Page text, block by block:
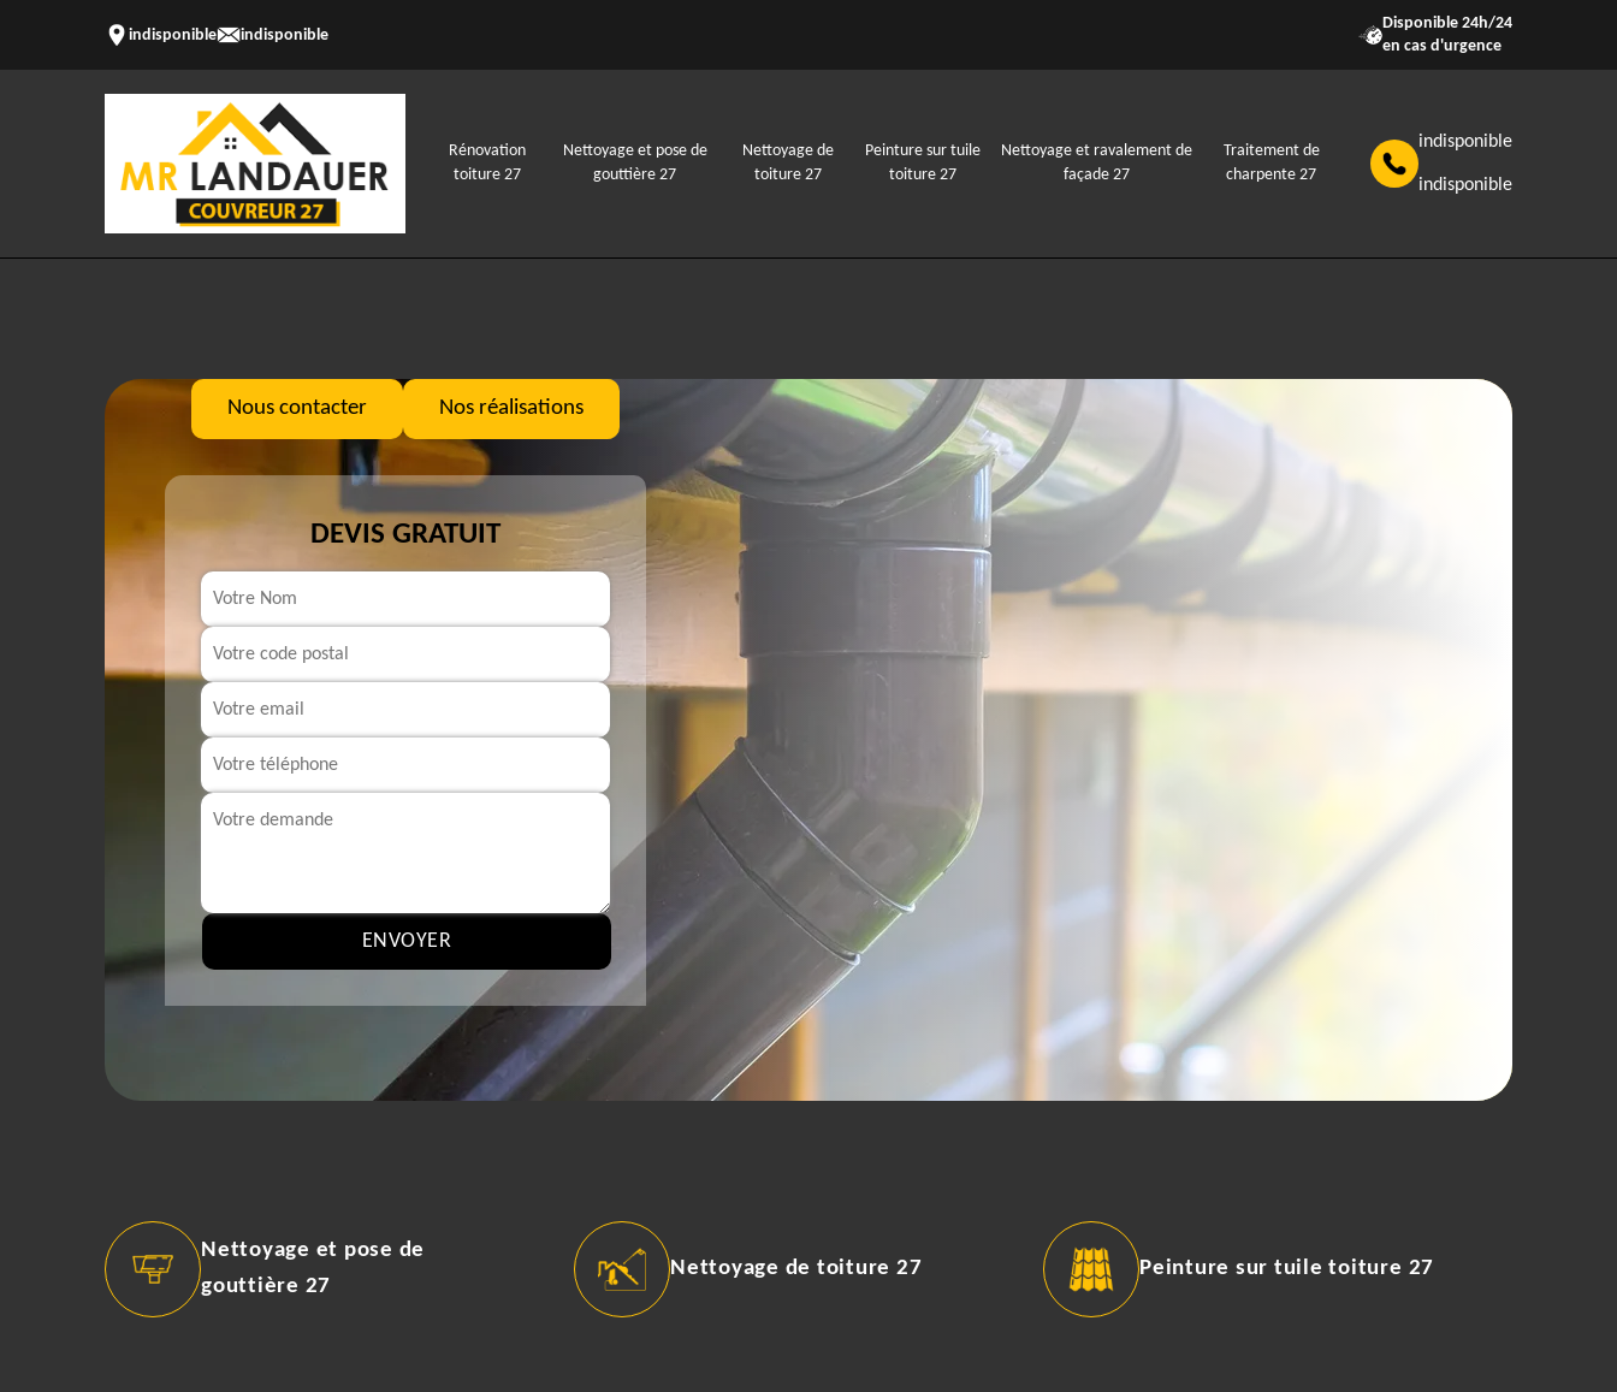
indisponible indisponible
Disponible 24h/24
en cas d'urgence
Rénovation
toiture 27
Nettoyage et pose de
gouttière 27
Nettoyage de
toiture 27
Peinture sur tuile
toiture 27
Nettoyage et ravalement de
façade 27
Traitement de
charpente 27
indisponible
indisponible
Nous contacter Nos réalisations
DEVIS GRATUIT
Nettoyage et pose de
gouttière 27
Nettoyage de toiture 27 Peinture sur tuile toiture 27